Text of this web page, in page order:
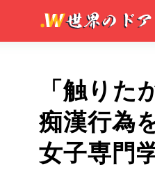
「触り
痴漢行為
女子専門